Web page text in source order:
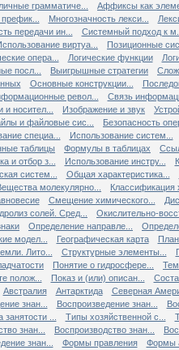
грамматиче...
Аффиксы как
Многозначность лекси...
передачи ин...
Системный подход к
виртуа...
Позиционные
опера... Логические функции
посл... Выигрышные стратегии
Основные конструкции...
револ...
Связь
и носител... Изображение и звук
и файловые сис...
Безопасность
специа...
Использование систем...
таблицы Формулы в таблицах
и отбор з... Использование инстру...
систем... Общая характеристика...
молекулярно...
Классификация
Смещение химического...
солей. Сред...
Окислительно-
Определение направле...
модел... Географическая карта
Лито... Структурные элементы...
Понятие о гидросфере...
полож... Показ и (или) описан...
Австралия Антарктида
Северная
знан... Воспроизведение знан...
занятости ... Типы хозяйственной с...
знан... Воспроизводство знан...
знан... Формы правления
Формы